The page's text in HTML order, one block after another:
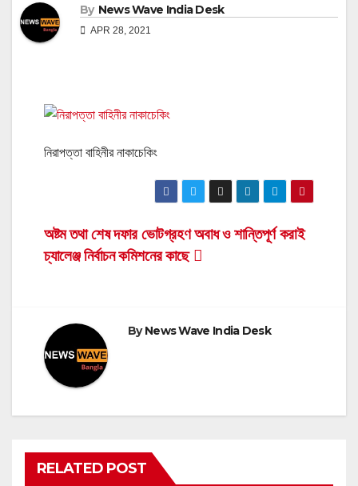
By News Wave India Desk
APR 28, 2021
নিরাপত্তা বাহিনীর নাকাচেকিং
Post
navigation
অষ্টম তথা শেষ দফার ভোটগ্রহণ অবাধ ও শান্তিপূর্ণ করাই
চ্যালেঞ্জ নির্বাচন কমিশনের কাছে
ByNews Wave India Desk
RELATED POST